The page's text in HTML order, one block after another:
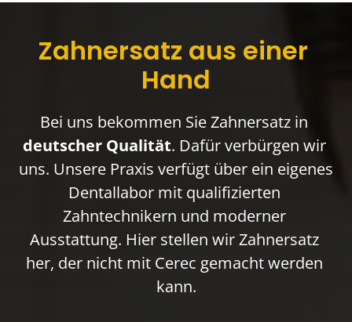
Zahnersatz aus einer
Hand
deutscher Qualität. Dafür verbürgen wir
uns. Unsere Praxis verfügt über ein eigenes
Dentallabor mit qualifizierten
Zahntechnikern und moderner
Ausstattung. Hier stellen wir Zahnersatz
her, der nicht mit Cerec gemacht werden
kann.